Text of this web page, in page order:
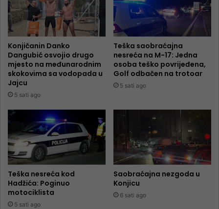
Konjičanin Danko
Dangubić osvojio drugo
mjesto na međunarodnim
skokovima sa vodopada u
Jajcu
5 sati ago
Teška saobraćajna
nesreća na M-17: Jedna
osoba teško povrijeđena,
Golf odbačen na trotoar
5 sati ago
Teška nesreća kod
Hadžića: Poginuo
motociklista
5 sati ago
Saobraćajna nezgoda u
Konjicu
6 sati ago